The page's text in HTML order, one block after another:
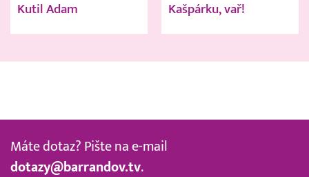
Kutil Adam Kašpárku, vař!
Máte dotaz? Pište na e-mail
dotazy@barrandov.tv.